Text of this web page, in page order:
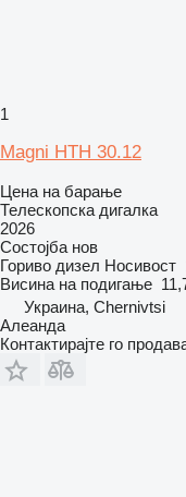
1
Magni HTH 30.12
Цена на барање
Телескопска дигалка
2026
Состојба нов
Гориво дизел Носивост
Висина на подигање
Украина, Chernivtsi
Алеанда
Контактирајте го